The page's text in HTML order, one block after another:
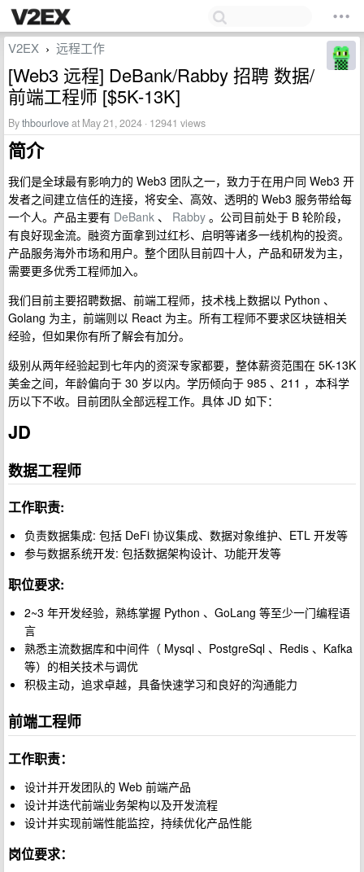
V2EX › 远程工作
[Web3 远程] DeBank/Rabby 招聘 数据/
前端工程师 [$5K-13K]
Bythbourloveat May 21, 2024 · 12941 views
简介
我们是全球最有影响力的 Web3 团队之一，致力于在用户同 Web3 开
发者之间建立信任的连接，将安全、高效、透明的 Web3 服务带给每
一个人。产品主要有 DeBank 、 Rabby 。公司目前处于 B 轮阶段，
有良好现金流。融资方面拿到过红杉、启明等诸多一线机构的投资。
产品服务海外市场和用户。整个团队目前四十人，产品和研发为主，
需要更多优秀工程师加入。
我们目前主要招聘数据、前端工程师，技术栈上数据以 Python 、
Golang 为主，前端则以 React 为主。所有工程师不要求区块链相关
经验，但如果你有所了解会有加分。
级别从两年经验起到七年内的资深专家都要，整体薪资范围在 5K-13K
美金之间，年龄偏向于 30 岁以内。学历倾向于 985 、211 ，本科学
历以下不收。目前团队全部远程工作。具体 JD 如下：
JD
数据工程师
工作职责:
负责数据集成: 包括 DeFi 协议集成、数据对象维护、ETL 开发等
参与数据系统开发: 包括数据架构设计、功能开发等
职位要求:
2~3 年开发经验，熟练掌握 Python 、GoLang 等至少一门编程语
言
熟悉主流数据库和中间件（ Mysql 、PostgreSql 、Redis 、Kafka
等）的相关技术与调优
积极主动，追求卓越，具备快速学习和良好的沟通能力
前端工程师
工作职责：
设计并开发团队的 Web 前端产品
设计并迭代前端业务架构以及开发流程
设计并实现前端性能监控，持续优化产品性能
岗位要求：